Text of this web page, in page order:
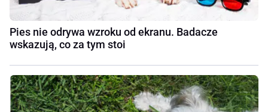
Pies nie odrywa wzroku od ekranu. Badacze
wskazują, co za tym stoi